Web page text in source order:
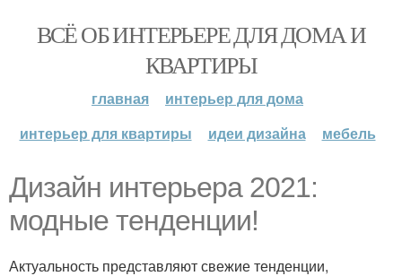
ВСЁ ОБ ИНТЕРЬЕРЕ ДЛЯ ДОМА И
КВАРТИРЫ
главная
интерьер для дома
интерьер для квартиры
идеи дизайна мебель
Дизайн интерьера 2021:
модные тенденции!
Актуальность представляют свежие тенденции,